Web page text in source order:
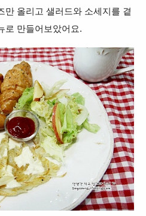
만 올리고 샐러드와 소세지를 곁
로 만들어보았어요.